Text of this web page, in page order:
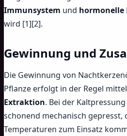
Immunsystem und hormonelle
wird [1][2].
Gewinnung und
Die Gewinnung von
Pflanze erfolgt in der Regel
Extraktion. Bei der
schonend mechanisch gepresst,
Temperaturen zum Einsatz